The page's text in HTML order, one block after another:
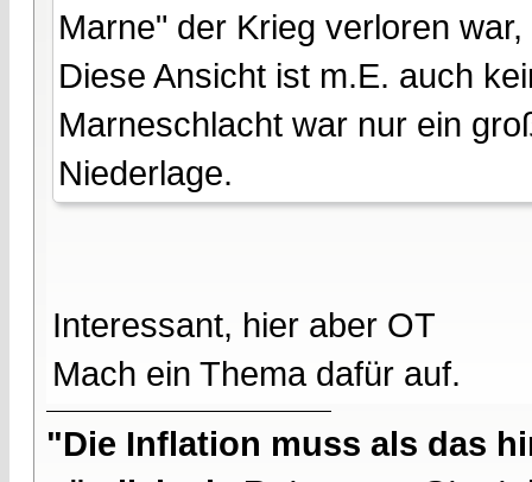
Marne" der Krieg verloren war,
Diese Ansicht ist m.E. auch
Marneschlacht war nur ein
Niederlage.
Interessant, hier aber OT
Mach ein Thema dafür auf.
"Die Inflation muss als das